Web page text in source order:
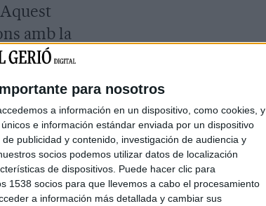
para nosotros
a información en un dispositivo, como cookies, y
e información estándar enviada por un dispositivo
publicidad y contenido, investigación de audiencia y
socios podemos utilizar datos de localización
de dispositivos. Puede hacer clic para
1538 socios para que llevemos a cabo el procesamiento
a información más detallada y cambiar sus
amb la
han respost
processats era,
d'Esquadra i,
a la resta
del portaveu